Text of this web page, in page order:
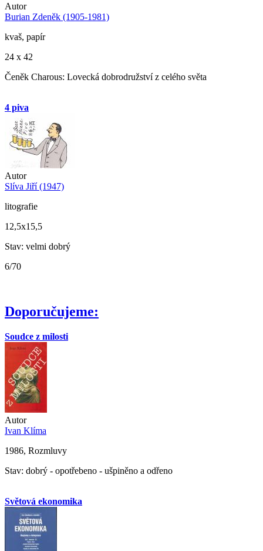
Autor
Burian Zdeněk (1905-1981)
kvaš, papír
24 x 42
Čeněk Charous: Lovecká dobrodružství z celého světa
4 piva
Autor
Slíva Jiří (1947)
litografie
12,5x15,5
Stav: velmi dobrý
6/70
Doporučujeme:
Soudce z milosti
Autor
Ivan Klíma
1986, Rozmluvy
Stav: dobrý - opotřebeno - ušpiněno a odřeno
Světová ekonomika